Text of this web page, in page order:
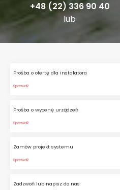
+48 (22) 336 90 40
lub
Prośba o ofertę dla instalatora
Sprawdź
Prośba o wycenę urządzeń
Sprawdź
Zamów projekt systemu
Sprawdź
Zadzwoń lub napisz do nas